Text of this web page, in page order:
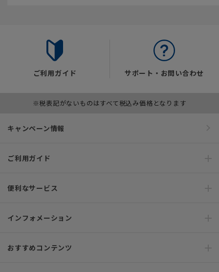
ご利用ガイド サポート・お問い合わせ
※税表記がないものはすべて税込み価格となります
キャンペーン情報
ご利用ガイド
便利なサービス
インフォメーション
おすすめコンテンツ